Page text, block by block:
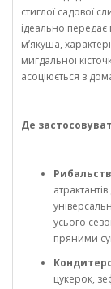
стиглої садової
ідеально
м’якуша,
мигдальної
асоціюється з
Де
усього
пряними
цукерок,